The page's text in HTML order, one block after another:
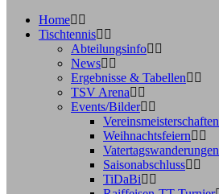
Home
Tischtennis
Abteilungsinfo
News
Ergebnisse & Tabellen
TSV Arena
Events/Bilder
Vereinsmeisterschaften
Weihnachtsfeiern
Vatertagswanderungen
Saisonabschluss
TiDaBi